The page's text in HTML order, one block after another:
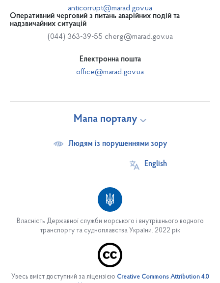
anticorrupt@marad.gov.ua
Оперативний черговий з питань аварійних подій та
надзвичайних ситуацій
(044) 363-39-55 cherg@marad.gov.ua
Електронна пошта
office@marad.gov.ua
Власність Державної служби морського і внутрішнього водного
транспорту та судноплавства України. 2022 рік
Мапа порталу
Людям із порушеннями зору
English
Структура служби
Увесь вміст доступний за ліцензією Creative Commons Attribution 4.0